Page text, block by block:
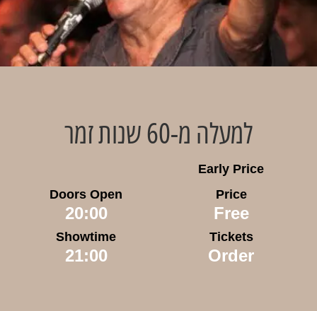
למעלה מ-60 שנות זמר​
Early Price
Doors Open
20:00
Price
Free
Showtime
21:00
Tickets
Order